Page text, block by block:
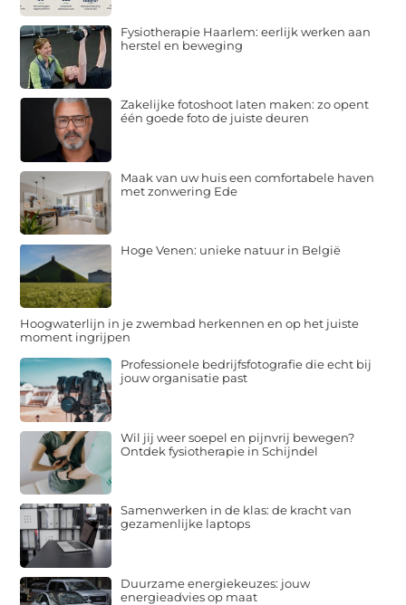
Fysiotherapie Haarlem: eerlijk werken aan
herstel en beweging
Zakelijke fotoshoot laten maken: zo opent
één goede foto de juiste deuren
Maak van uw huis een comfortabele haven
met zonwering Ede
Hoge Venen: unieke natuur in België
Hoogwaterlijn in je zwembad herkennen en op het juiste
moment ingrijpen
Professionele bedrijfsfotografie die echt bij
jouw organisatie past
Wil jij weer soepel en pijnvrij bewegen?
Ontdek fysiotherapie in Schijndel
Samenwerken in de klas: de kracht van
gezamenlijke laptops
Duurzame energiekeuzes: jouw
energieadvies op maat